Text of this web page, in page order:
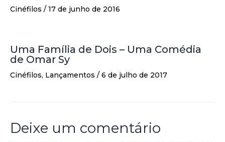
Cinéfilos / 17 de junho de 2016
Uma Família de Dois – Uma Comédia
de Omar Sy
Cinéfilos, Lançamentos / 6 de julho de 2017
Deixe um comentário